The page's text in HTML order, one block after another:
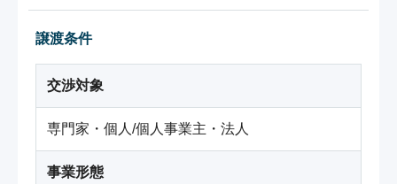
譲渡条件
交渉対象
専門家・個人/個人事業主・法人
事業形態